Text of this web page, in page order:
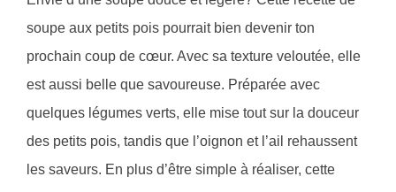
soupe aux petits pois pourrait bien devenir ton
prochain coup de cœur. Avec sa texture veloutée, elle
est aussi belle que savoureuse. Préparée avec
quelques légumes verts, elle mise tout sur la douceur
des petits pois, tandis que l’oignon et l’ail rehaussent
les saveurs. En plus d’être simple à réaliser, cette